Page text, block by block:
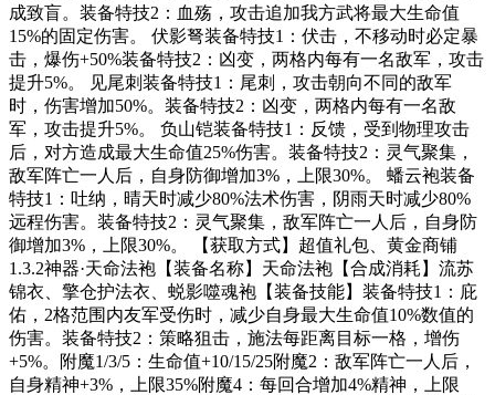
成致盲。装备特技2：血殇，攻击追加我方武将最大生命值
15%的固定伤害。 伏影弩装备特技1：伏击，不移动时必定暴
击，爆伤+50%装备特技2：凶变，两格内每有一名敌军，攻击
提升5%。 见尾刺装备特技1：尾刺，攻击朝向不同的敌军
时，伤害增加50%。装备特技2：凶变，两格内每有一名敌
军，攻击提升5%。 负山铠装备特技1：反馈，受到物理攻击
后，对方造成最大生命值25%伤害。装备特技2：灵气聚集，
敌军阵亡一人后，自身防御增加3%，上限30%。 蟠云袍装备
特技1：吐纳，晴天时减少80%法术伤害，阴雨天时减少80%
远程伤害。装备特技2：灵气聚集，敌军阵亡一人后，自身防
御增加3%，上限30%。 【获取方式】超值礼包、黄金商铺
1.3.2神器·天命法袍【装备名称】天命法袍【合成消耗】流苏
锦衣、擎仓护法衣、蜕影噬魂袍【装备技能】装备特技1：庇
佑，2格范围内友军受伤时，减少自身最大生命值10%数值的
伤害。装备特技2：策略狙击，施法每距离目标一格，增伤
+5%。附魔1/3/5：生命值+10/15/25附魔2：敌军阵亡一人后，
自身精神+3%，上限35%附魔4：每回合增加4%精神，上限